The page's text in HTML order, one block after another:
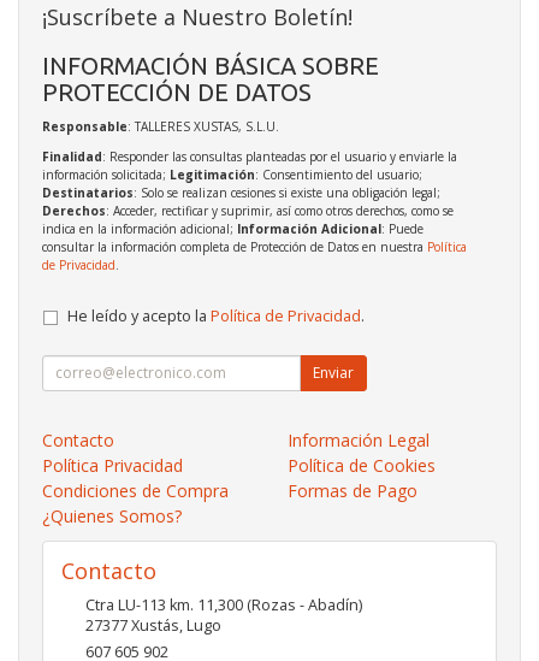
¡Suscríbete a Nuestro Boletín!
INFORMACIÓN BÁSICA SOBRE
PROTECCIÓN DE DATOS
Responsable: TALLERES XUSTAS, S.L.U.
Finalidad: Responder las consultas planteadas por el usuario y enviarle la
información solicitada; Legitimación: Consentimiento del usuario;
Destinatarios: Solo se realizan cesiones si existe una obligación legal;
Derechos: Acceder, rectificar y suprimir, así como otros derechos, como se
indica en la información adicional; Información Adicional: Puede
consultar la información completa de Protección de Datos en nuestra Política
de Privacidad
He leído y acepto la Política de Privacidad.
Enviar
Contacto
Información Legal
Política Privacidad
Política de Cookies
Condiciones de Compra
Formas de Pago
¿Quienes Somos?
Contacto
Ctra LU-113 km. 11,300 (Rozas - Abadín)
27377Xustás,Lugo
607 605 902